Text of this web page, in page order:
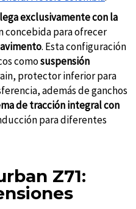
exclusivamente con la
concebida para ofrecer
. Esta configuración
comosuspensión
protector inferior para
además de ganchos
de tracción integral con
para diferentes
Z71: